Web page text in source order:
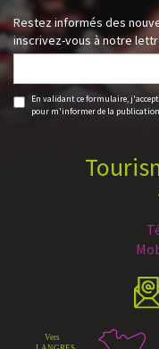
Restez informés des
inscrivez-vous à notre
En validant ce formulaire,
pour m'informer de la